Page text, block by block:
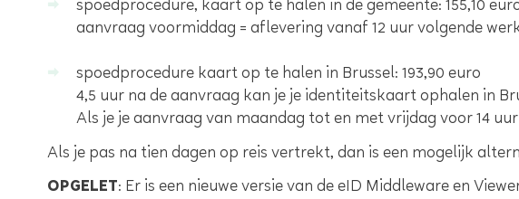
spoedprocedure, kaart op te halen in de gemeente: 155,10
aanvraag voormiddag = aflevering vanaf 12 uur volgende
spoedprocedure kaart op te halen in Brussel: 193,90 euro
4,5 uur na de aanvraag kan je je identiteitskaart ophalen in
Als je je aanvraag van maandag tot en met vrijdag voor 14
Als je pas na tien dagen op reis vertrekt, dan is een mogelijk
OPGELET: Er is een nieuwe versie van de eID Middleware en